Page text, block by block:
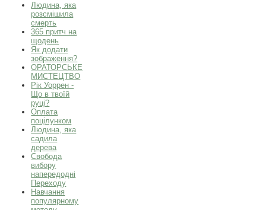
Людина, яка
розсмішила
смерть
365 притч на
щодень
Як додати
зображення?
ОРАТОРСЬКЕ
МИСТЕЦТВО
Рік Уоррен -
Що в твоїй
руці?
Оплата
поцілунком
Людина, яка
садила
дерева
Свобода
вибору
напередодні
Переходу
Навчання
популярному